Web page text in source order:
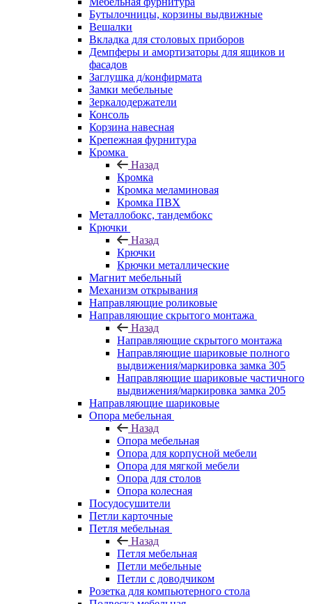
Бутылочницы, корзины выдвижные
Вешалки
Вкладка для столовых приборов
Демпферы и амортизаторы для ящиков и
фасадов
Заглушка д/конфирмата
Замки мебельные
Зеркалодержатели
Консоль
Корзина навесная
Крепежная фурнитура
Кромка
Назад
Кромка
Кромка меламиновая
Кромка ПВХ
Металлобокс, тандембокс
Крючки
Назад
Крючки
Крючки металлические
Магнит мебельный
Механизм открывания
Направляющие роликовые
Направляющие скрытого монтажа
Назад
Направляющие скрытого монтажа
Направляющие шариковые полного
выдвижения/маркировка замка 305
Направляющие шариковые частичного
выдвижения/маркировка замка 205
Направляющие шариковые
Опора мебельная
Назад
Опора мебельная
Опора для корпусной мебели
Опора для мягкой мебели
Опора для столов
Опора колесная
Посудосушители
Петли карточные
Петля мебельная
Назад
Петля мебельная
Петли мебельные
Петли с доводчиком
Розетка для компьютерного стола